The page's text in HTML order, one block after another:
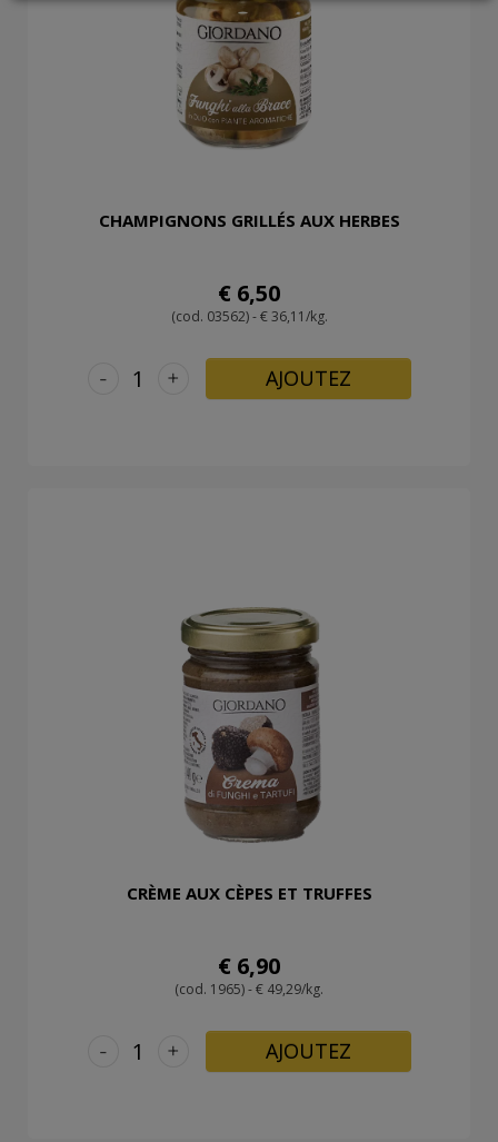
CHAMPIGNONS GRILLÉS AUX HERBES
€ 6,50
(cod. 03562) - € 36,11/kg.
+
- AJOUTEZ
CRÈME AUX CÈPES ET TRUFFES
€ 6,90
(cod. 1965) - € 49,29/kg.
+
- AJOUTEZ